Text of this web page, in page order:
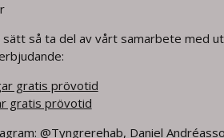
modellen med Ben Cormack
så ta del av vårt samarbete med
gratis prövotid
gratis prövotid
@Tyngrerehab, Daniel